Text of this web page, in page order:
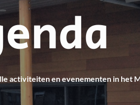
activiteiten en evenementen in het